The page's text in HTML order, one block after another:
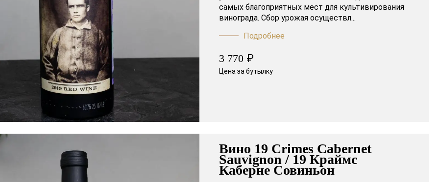
самых благоприятных мест для культивирования
винограда. Сбор урожая осуществл...
Подробнее
3 770 ₽
Цена за бутылку
Вино 19 Crimes Cabernet
Sauvignon / 19 Краймс
Каберне Совиньон